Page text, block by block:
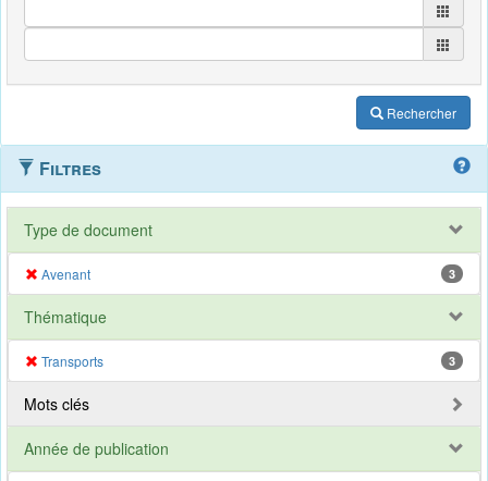
Rechercher
Filtres
Type de document
Avenant 3
Thématique
Transports 3
Mots clés
Année de publication